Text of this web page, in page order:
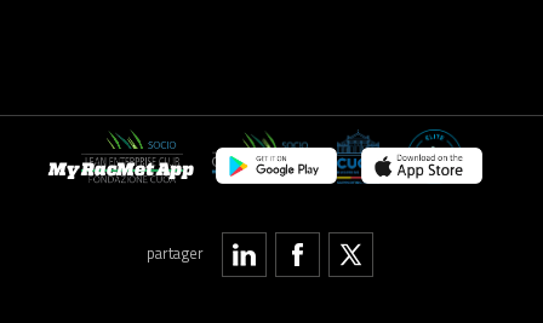
partager
My RacMet App